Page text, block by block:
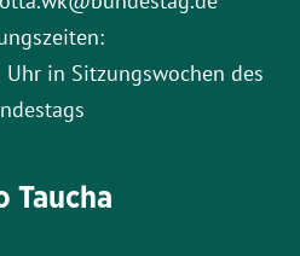
in Sitzungswochen des
Taucha